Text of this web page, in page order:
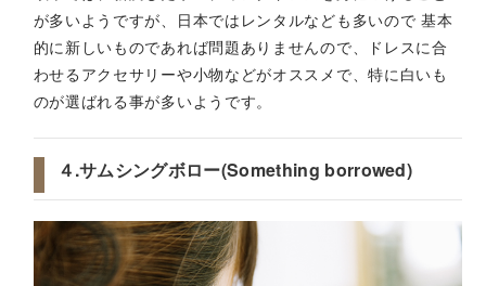
が多いようですが、日本ではレンタルなども多いので 基本
的に新しいものであれば問題ありませんので、ドレスに合
わせるアクセサリーや小物などがオススメで、特に白いも
のが選ばれる事が多いようです。
４.サムシングボロー(Something borrowed)